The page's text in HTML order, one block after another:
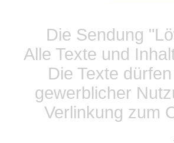
Die Sendung
Alle Texte und
Die Texte
gewerblicher
Verlinkung zum